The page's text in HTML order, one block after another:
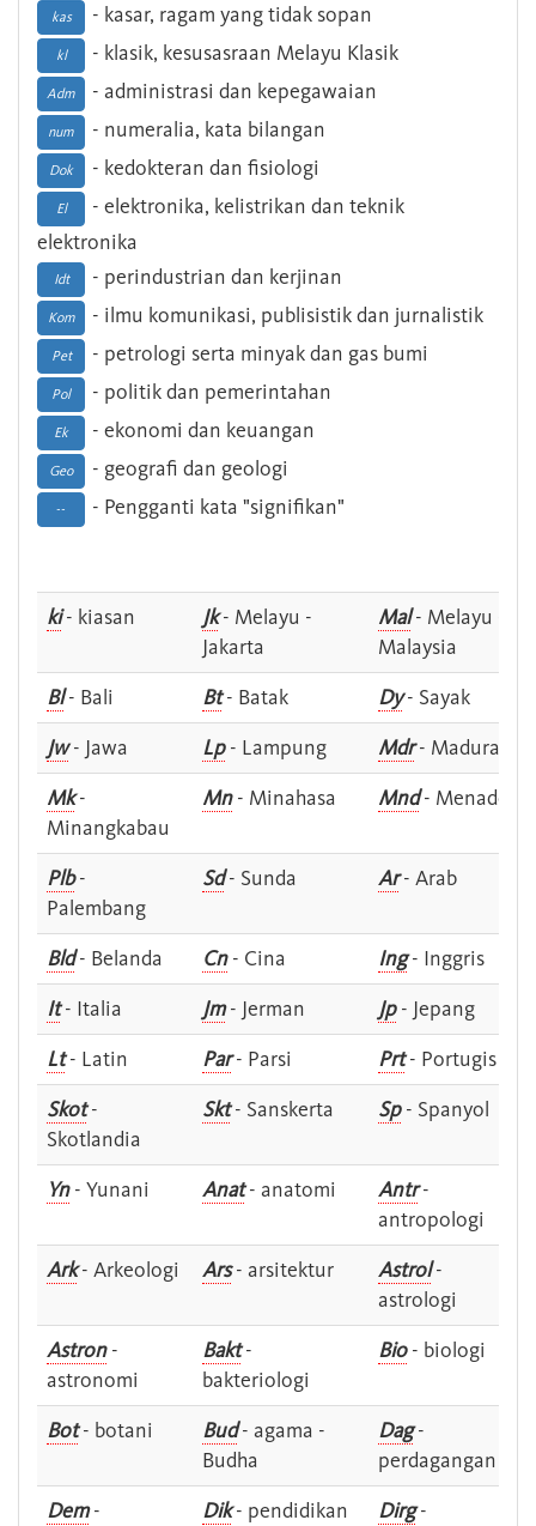
kas - kasar, ragam yang tidak sopan
kl - klasik, kesusasraan Melayu Klasik
Adm - administrasi dan kepegawaian
num - numeralia, kata bilangan
Dok - kedokteran dan fisiologi
El
- elektronika, kelistrikan dan teknik
elektronika
Idt - perindustrian dan kerjinan
Kom - ilmu komunikasi, publisistik dan jurnalistik
Pet - petrologi serta minyak dan gas bumi
Pol - politik dan pemerintahan
Ek - ekonomi dan keuangan
Geo - geografi dan geologi
-- - Pengganti kata "signifikan"
ki- kiasan Jk- Melayu -
Jakarta
Mal- Melayu -
Malaysia
Bl- Bali Bt- Batak Dy- Sayak
Jw- Jawa Lp- Lampung Mdr- Madura
Mk-
Minangkabau
Mn- Minahasa Mnd- Menado
Plb-
Palembang
Sd- Sunda Ar- Arab
Bld- Belanda Cn- Cina Ing- Inggris
It- Italia Jm- Jerman Jp- Jepang
Lt- Latin Par- Parsi Prt- Portugis
Skot-
Skotlandia
Skt- Sanskerta Sp- Spanyol
Yn- Yunani Anat- anatomi Antr-
antropologi
Ark- Arkeologi Ars- arsitektur Astrol-
astrologi
Astron-
astronomi
Bakt-
bakteriologi
Bio- biologi
Bot- botani Bud- agama -
Budha
Dag-
perdagangan
Dem-
Dik- pendidikan Dirg-